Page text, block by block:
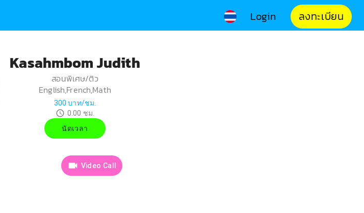
Login ลงทะเบียน
Kasahmbom Judith
สอนพิเศษ/ติว
English,French,Math
300 บาท/ชม.
0.00 ชม.
นัดเวลา
Video Call